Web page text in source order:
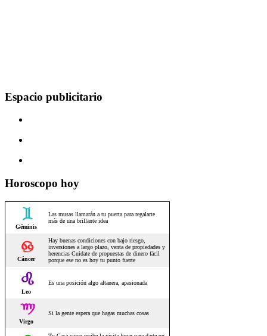
Espacio publicitario
Horoscopo hoy